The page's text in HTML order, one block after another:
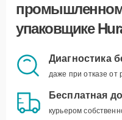
упаковщике
Диагностика
даже при отказе от
Бесплатная
курьером